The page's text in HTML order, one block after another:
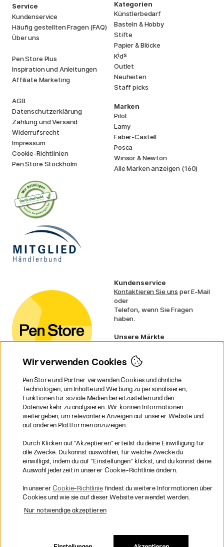
Service
Kundenservice
Häufig gestellten Fragen (FAQ)
Über uns
Pen Store Plus
Inspiration und Anleitungen
Affiliate Marketing
AGB
Datenschutzerklärung
Zahlung und Versand
Widerrufsrecht
Impressum
Cookie-Richtlinien
Pen Store Stockholm
Kategorien
Künstlerbedarf
Basteln & Hobby
Stifte
Papier & Blöcke
Kids
Outlet
Neuheiten
Staff picks
Marken
Pilot
Lamy
Faber-Castell
Posca
Winsor & Newton
Alle Marken anzeigen (160)
Kundenservice
Kontaktieren Sie uns per E-Mail
oder
Telefon, wenn Sie Fragen
haben.
Unsere Märkte
Norwegen
Dänemark
Frankreich
Irland
Niederlande
UK
EU
gelten für sperrige Produkte.
Sichere Bezahlung mit Visa, Mastercard und Paypal
Wir verwenden Cookies
Pen Store und Partner verwenden Cookies und ähnliche
Technologien, um Inhalte und Werbung zu personalisieren,
Funktionen für soziale Medien bereitzustellen und den
Datenverkehr zu analysieren. Wir können Informationen
weitergeben, um relevantere Anzeigen auf unserer Website und
auf anderen Plattformen anzuzeigen.
Durch Klicken auf ”Akzeptieren” erteilst du deine Einwilligung für
alle Zwecke. Du kannst auswählen, für welche Zwecke du
einwilligst, indem du auf ”Einstellungen” klickst, und du kannst deine
Auswahl jederzeit in unserer Cookie-Richtlinie ändern.
In unsererCookie-Richtliniefindest du weitere Informationen über
Cookies und wie sie auf dieser Website verwendet werden.
Nur notwendige akzeptieren